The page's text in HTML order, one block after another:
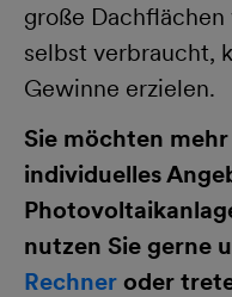
große
selbst verbraucht,
Gewinne erzielen.
Sie möchten
individuelles
nutzen Sie gerne
Rechner oder